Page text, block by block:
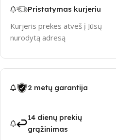
Pristatymas kurjeriu
Kurjeris prekes atveš į Jūsų
nurodytą adresą
2 metų garantija
14 dienų prekių
grąžinimas